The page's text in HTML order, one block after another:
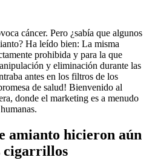
cáncer. Pero ¿sabía que algunos
Ha leído bien: La misma
prohibida y para la que
y eliminación durante las
antes en los filtros de los
de salud! Bienvenido al
donde el marketing es a menudo
amianto hicieron aún
cigarrillos